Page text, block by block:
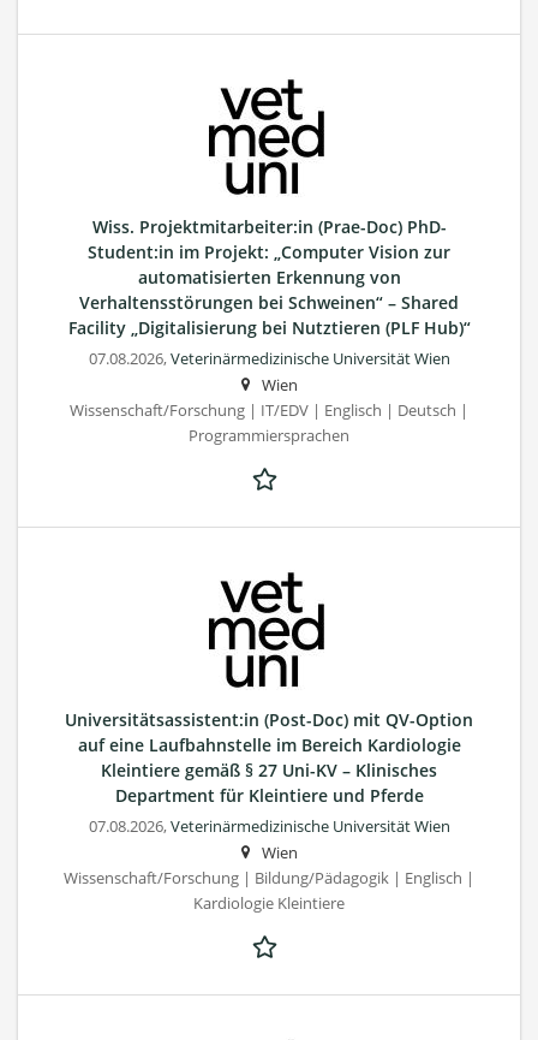
Wiss. Projektmitarbeiter:in (Prae-Doc) PhD-
Student:in im Projekt: „Computer Vision zur
automatisierten Erkennung von
Verhaltensstörungen bei Schweinen“ – Shared
Facility „Digitalisierung bei Nutztieren (PLF Hub)“
07.08.2026,Veterinärmedizinische Universität Wien
Wien
Wissenschaft/Forschung | IT/EDV | Englisch | Deutsch |
Programmiersprachen
Universitätsassistent:in (Post-Doc) mit QV-Option
auf eine Laufbahnstelle im Bereich Kardiologie
Kleintiere gemäß § 27 Uni-KV – Klinisches
Department für Kleintiere und Pferde
07.08.2026,Veterinärmedizinische Universität Wien
Wien
Wissenschaft/Forschung | Bildung/Pädagogik | Englisch |
Kardiologie Kleintiere